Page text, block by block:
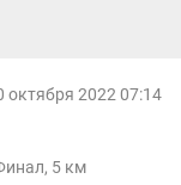
октября 2022 07:14
5 км